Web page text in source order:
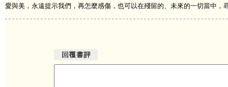
愛與美，永遠提示我們，再怎麼感傷，也可以在殘留的、未來的一切當中，